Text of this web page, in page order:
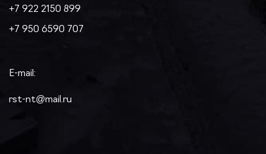
+7 922 2150 899
+7 950 6590 707
E-mail:
rst-nt@mail.ru